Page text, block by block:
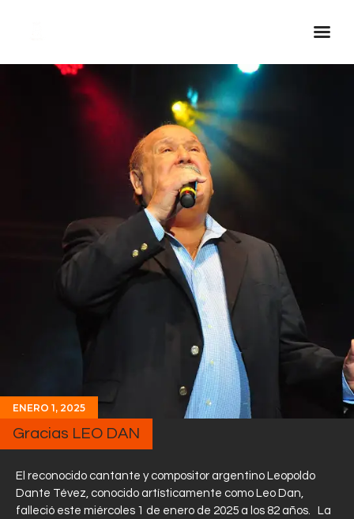
Inicio Real FM
Streaming
Descarga La APP
Programas
Noticias
Equipo
Sobre Nosotros
ENERO 1, 2025
Gracias LEO DAN
El reconocido cantante y compositor argentino Leopoldo
Dante Tévez, conocido artísticamente como Leo Dan,
falleció este miércoles 1 de enero de 2025 a los 82 años. La